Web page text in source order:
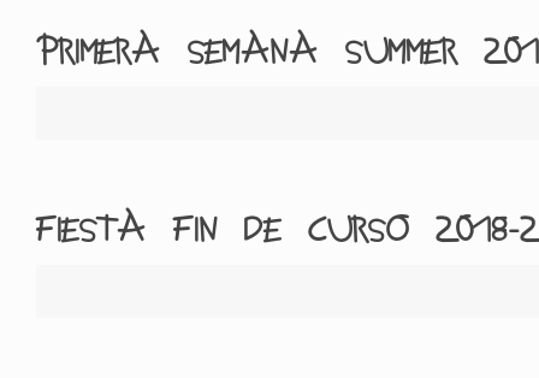
PRIMERA SEMANA SUMMER
FIESTA FIN DE CURSO 2018-